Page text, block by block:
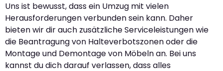
Uns ist bewusst, dass ein Umzug mit vielen
Herausforderungen verbunden sein kann. Daher
bieten wir dir auch zusätzliche Serviceleistungen wie
die Beantragung von Halteverbotszonen oder die
Montage und Demontage von Möbeln an. Bei uns
kannst du dich darauf verlassen, dass alles